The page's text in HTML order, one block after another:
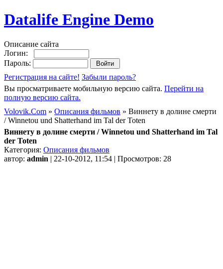
Datalife Engine Demo
Описание сайта
Логин:
Пароль:
Регистрация на сайте! Забыли пароль?
Вы просматриваете мобильную версию сайта. Перейти на
полную версию сайта.
Volovik.Com » Описания фильмов » Виннету в долине смерти
/ Winnetou und Shatterhand im Tal der Toten
Виннету в долине смерти / Winnetou und Shatterhand im Tal
der Toten
Категория: Описания фильмов
автор: admin | 22-10-2012, 11:54 | Просмотров: 28